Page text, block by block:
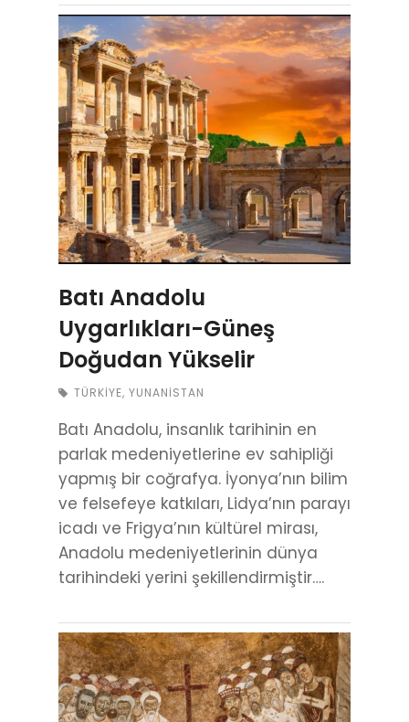
Batı Anadolu
Uygarlıkları-Güneş
Doğudan Yükselir
TÜRKIYE, YUNANISTAN
Batı Anadolu, insanlık tarihinin en
parlak medeniyetlerine ev sahipliği
yapmış bir coğrafya. İyonya’nın bilim
ve felsefeye katkıları, Lidya’nın parayı
icadı ve Frigya’nın kültürel mirası,
Anadolu medeniyetlerinin dünya
tarihindeki yerini şekillendirmiştir….